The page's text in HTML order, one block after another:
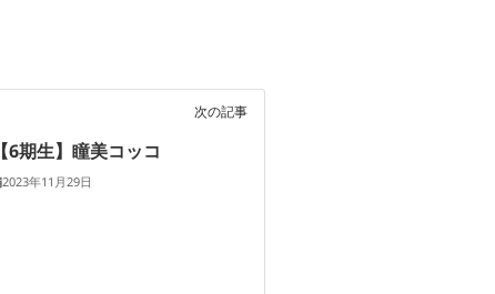
次の記事
【6期生】瞳美コッコ
2023年11月29日